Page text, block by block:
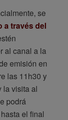
se
a través del
al canal a la
emisión en
las 11h30 y
la visita al
podrá
el final